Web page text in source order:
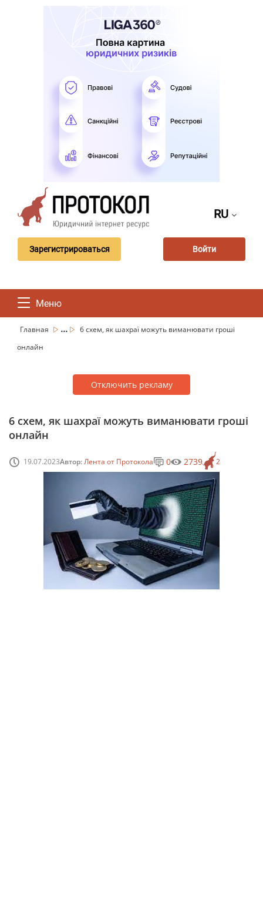
RU
Зарегистрироваться Войти
Меню
Главная ...
6 схем, як шахраї можуть виманювати гроші
онлайн
Отключить рекламу
6 схем, як шахраї можуть виманювати гроші
онлайн
19.07.2023Автор:Лента от Протокола 2
0 2739